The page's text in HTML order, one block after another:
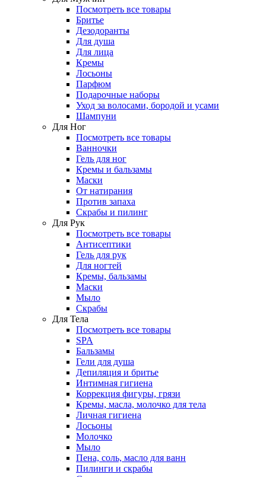
Посмотреть все товары
Бритье
Дезодоранты
Для душа
Для лица
Кремы
Лосьоны
Парфюм
Подарочные наборы
Уход за волосами, бородой и усами
Шампуни
Для Ног
Посмотреть все товары
Ванночки
Гель для ног
Кремы и бальзамы
Маски
От натирания
Против запаха
Скрабы и пилинг
Для Рук
Посмотреть все товары
Антисептики
Гель для рук
Для ногтей
Кремы, бальзамы
Маски
Мыло
Скрабы
Для Тела
Посмотреть все товары
SPA
Бальзамы
Гели для душа
Депиляция и бритье
Интимная гигиена
Коррекция фигуры, грязи
Кремы, масла, молочко для тела
Личная гигиена
Лосьоны
Молочко
Мыло
Пена, соль, масло для ванн
Пилинги и скрабы